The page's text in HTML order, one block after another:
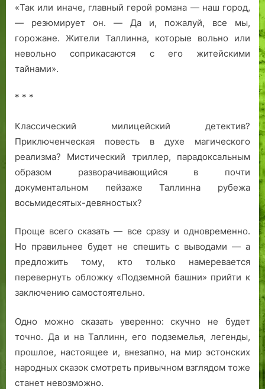
«Так или иначе, главный герой романа — наш город,
— резюмирует он. — Да и, пожалуй, все мы,
горожане. Жители Таллинна, которые вольно или
невольно соприкасаются с его житейскими
тайнами».
* * *
Классический милицейский детектив?
Приключенческая повесть в духе магического
реализма? Мистический триллер, парадоксальным
образом разворачивающийся в почти
документальном пейзаже Таллинна рубежа
восьмидесятых-девяностых?
Проще всего сказать — все сразу и одновременно.
Но правильнее будет не спешить с выводами — а
предложить тому, кто только намеревается
перевернуть обложку «Подземной башни» прийти к
заключению самостоятельно.
Одно можно сказать уверенно: скучно не будет
точно. Да и на Таллинн, его подземелья, легенды,
прошлое, настоящее и, внезапно, на мир эстонских
народных сказок смотреть привычном взглядом тоже
станет невозможно.